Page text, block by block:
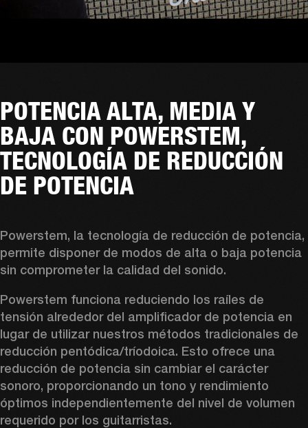
POTENCIA ALTA, MEDIA Y
BAJA CON POWERSTEM,
TECNOLOGÍA DE REDUCCIÓN
DE POTENCIA
Powerstem, la tecnología de reducción de potencia,
permite disponer de modos de alta o baja potencia
sin comprometer la calidad del sonido.
Powerstem funciona reduciendo los raíles de
tensión alrededor del amplificador de potencia en
lugar de utilizar nuestros métodos tradicionales de
reducción pentódica/tríodoica. Esto ofrece una
reducción de potencia sin cambiar el carácter
sonoro, proporcionando un tono y rendimiento
óptimos independientemente del nivel de volumen
requerido por los guitarristas.